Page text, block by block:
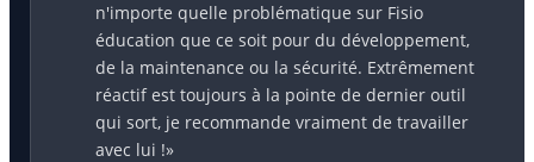
n'importe quelle problématique sur Fisio
éducation que ce soit pour du développement,
de la maintenance ou la sécurité. Extrêmement
réactif est toujours à la pointe de dernier outil
qui sort, je recommande vraiment de travailler
avec lui !»